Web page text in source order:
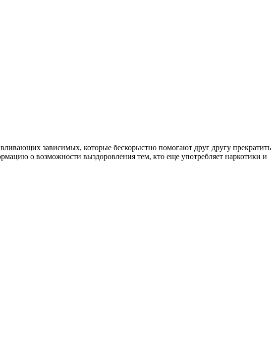
зависимых, которые бескорыстно помогают друг другу прекратить
о возможности выздоровления тем, кто еще употребляет наркотики и